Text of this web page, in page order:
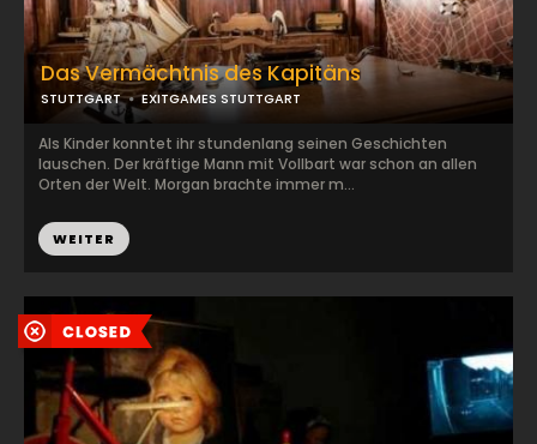
Das Vermächtnis des Kapitäns
STUTTGART EXITGAMES STUTTGART
Als Kinder konntet ihr stundenlang seinen Geschichten
lauschen. Der kräftige Mann mit Vollbart war schon an allen
Orten der Welt. Morgan brachte immer m...
WEITER